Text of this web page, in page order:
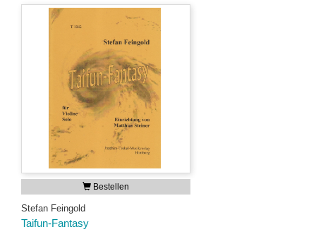
Bestellen
Stefan Feingold
Taifun-Fantasy